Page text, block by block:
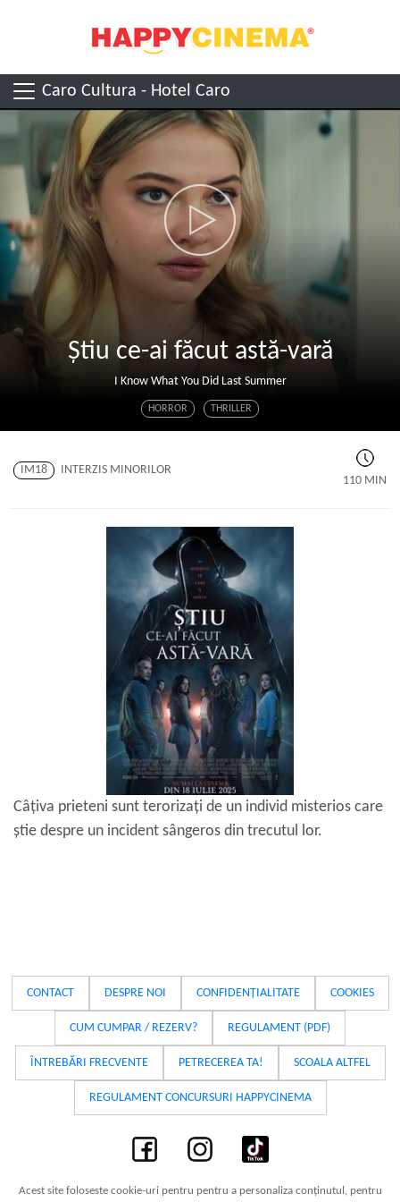
Caro Cultura - Hotel Caro
Știu ce-ai făcut astă-vară
I Know What You Did Last Summer
HORROR THRILLER
IM18
INTERZIS MINORILOR
110 MIN
Câțiva prieteni sunt terorizați de un individ misterios care
știe despre un incident sângeros din trecutul lor.
CONTACT DESPRE NOI CONFIDENȚIALITATE COOKIES
CUM CUMPAR / REZERV? REGULAMENT (PDF)
ÎNTREBĂRI FRECVENTE PETRECEREA TA! SCOALA ALTFEL
REGULAMENT CONCURSURI HAPPYCINEMA
Acest site foloseste cookie-uri pentru pentru a personaliza conținutul, pentru